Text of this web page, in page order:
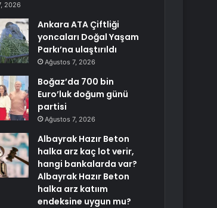
2026
Ankara ATA Çiftliği
yoncaları Doğal Yaşam
Parkı’na ulaştırıldı
Ağustos 7, 2026
Boğaz’da 700 bin
Euro’luk doğum günü
partisi
Ağustos 7, 2026
Albayrak Hazır Beton
halka arz kaç lot verir,
hangi bankalarda var?
Albayrak Hazır Beton
halka arz katıım
endeksine uygun mu?